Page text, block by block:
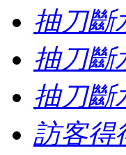
抽刀斷
抽刀斷
抽刀斷
訪客得